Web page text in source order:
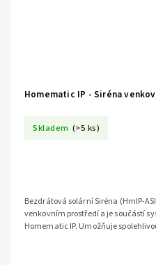
Homematic IP - Siréna
Skladem (>5 ks)
Bezdrátová solární Siréna (HmIP-
venkovním prostředí a je součástí
Homematic IP. Umožňuje